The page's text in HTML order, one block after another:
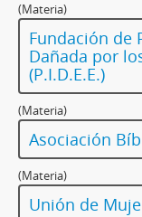
(Materia)
Fundación de
Dañada por
(P.I.D.E.E.)
(Materia)
Asociación
(Materia)
Unión de